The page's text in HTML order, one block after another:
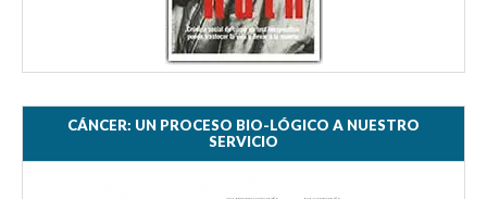
CÁNCER: UN PROCESO BIO-LÓGICO A NUESTRO
SERVICIO